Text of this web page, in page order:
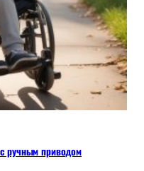
ручным приводом